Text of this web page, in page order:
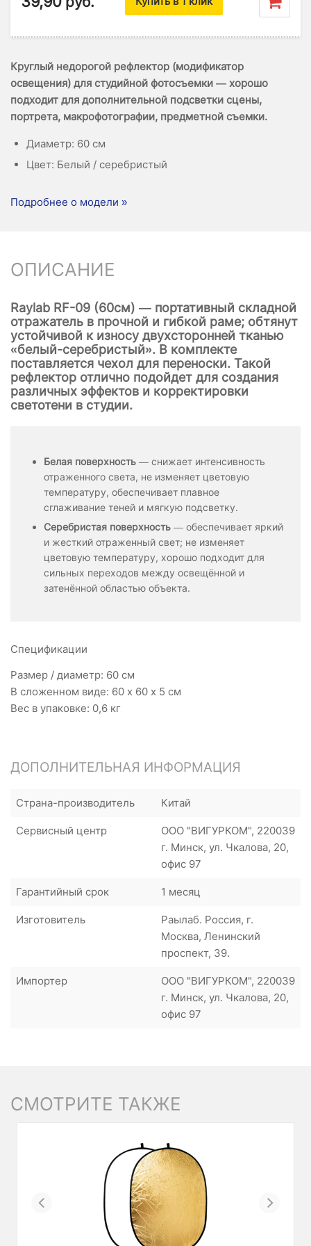
Круглый недорогой рефлектор (модификатор
освещения) для студийной фотосъемки — хорошо
подходит для дополнительной подсветки сцены,
портрета, макрофотографии, предметной съемки.
Диаметр: 60 см
Цвет: Белый / серебристый
Подробнее о модели »
ОПИСАНИЕ
Raylab RF-09 (60см) — портативный складной
отражатель в прочной и гибкой раме; обтянут
устойчивой к износу двухсторонней тканью
«белый-серебристый». В комплекте
поставляется чехол для переноски. Такой
рефлектор отлично подойдет для создания
различных эффектов и корректировки
светотени в студии.
Белая поверхность — снижает интенсивность
отраженного света, не изменяет цветовую
температуру, обеспечивает плавное
сглаживание теней и мягкую подсветку.
Серебристая поверхность — обеспечивает яркий
и жесткий отраженный свет; не изменяет
цветовую температуру, хорошо подходит для
сильных переходов между освещённой и
затенённой областью объекта.
Спецификации
Размер / диаметр: 60 см
В сложенном виде: 60 х 60 х 5 см
Вес в упаковке: 0,6 кг
ДОПОЛНИТЕЛЬНАЯ ИНФОРМАЦИЯ
Страна-производитель Китай
Сервисный центр
ООО "ВИГУРКОМ", 220039
г. Минск, ул. Чкалова, 20,
офис 97
Гарантийный срок 1 месяц
Изготовитель
Раылаб. Россия, г.
Москва, Ленинский
проспект, 39.
Импортер
ООО "ВИГУРКОМ", 220039
г. Минск, ул. Чкалова, 20,
офис 97
СМОТРИТЕ ТАКЖЕ
Previous Next